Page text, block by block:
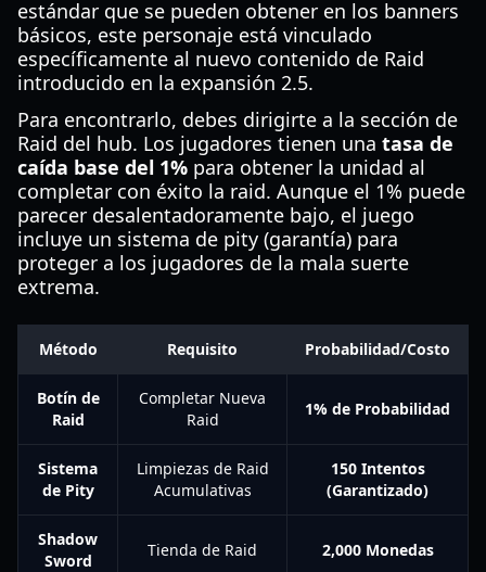
estándar que se pueden obtener en los banners
básicos, este personaje está vinculado
específicamente al nuevo contenido de Raid
introducido en la expansión 2.5.
Para encontrarlo, debes dirigirte a la sección de
Raid del hub. Los jugadores tienen una tasa de
caída base del 1% para obtener la unidad al
completar con éxito la raid. Aunque el 1% puede
parecer desalentadoramente bajo, el juego
incluye un sistema de pity (garantía) para
proteger a los jugadores de la mala suerte
extrema.
Método Requisito Probabilidad/Costo
Botín de
Raid
Completar Nueva
Raid
1% de Probabilidad
Sistema
de Pity
Limpiezas de Raid
Acumulativas
150 Intentos
(Garantizado)
Shadow
Sword
Tienda de Raid 2,000 Monedas